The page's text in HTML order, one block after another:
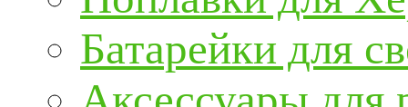
Батарейки для